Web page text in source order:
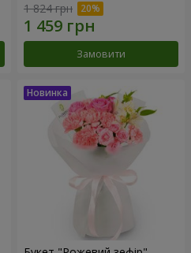
1 824 грн
Замовити